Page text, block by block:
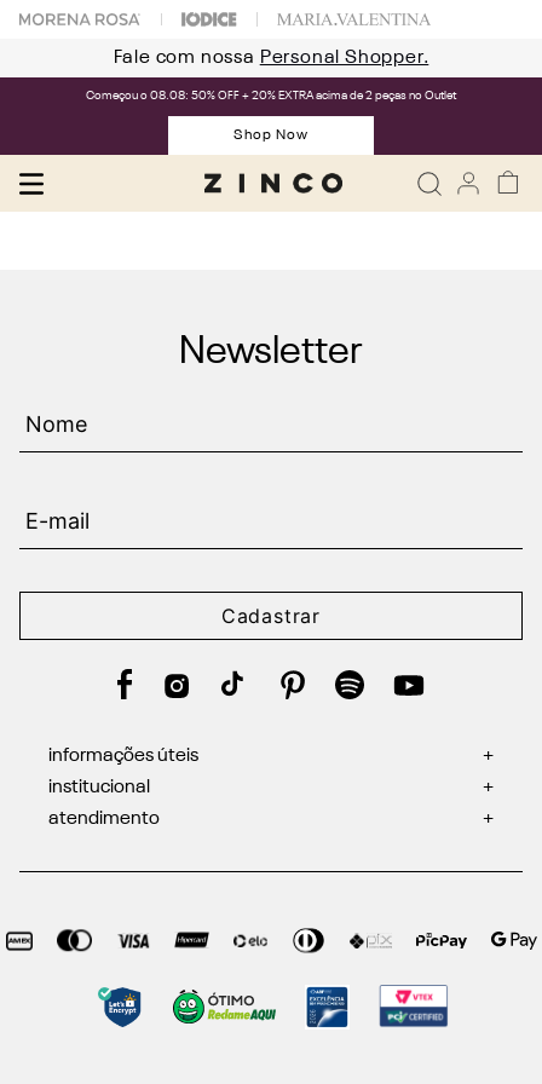
Fale com nossa Personal Shopper.
Começou o 08.08: 50% OFF + 20% EXTRA acima de 2 peças no Outlet
Shop Now
Newsletter
Cadastrar
informações úteis
+
institucional
+
atendimento
+